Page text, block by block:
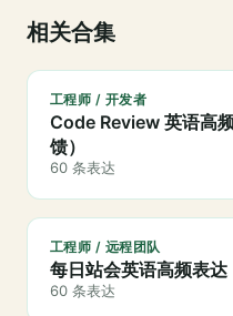
相关合集
工程师 / 开发者
Code Review 英语高
馈）
60 条表达
工程师 / 远程团队
每日站会英语高频表
60 条表达